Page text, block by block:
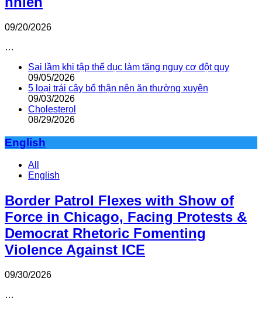
09/20/2026
…
Sai lầm khi tập thể dục làm tăng nguy cơ đột quỵ
09/05/2026
5 loại trái cây bổ thận nên ăn thường xuyên
09/03/2026
Cholesterol
08/29/2026
English
All
English
Border Patrol Flexes with Show of
Force in Chicago, Facing Protests &
Democrat Rhetoric Fomenting
Violence Against ICE
09/30/2026
…